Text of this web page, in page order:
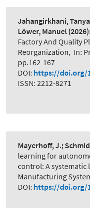
Jahangirkhani,
Löwer, Manuel
Factory And Quality
Reorganization, In:
pp.162-167
DOI: https://doi.org/
ISSN: 2212-8271
Mayerhoff, J.;
learning for
control: A systematic
Manufacturing
DOI: https://doi.org/